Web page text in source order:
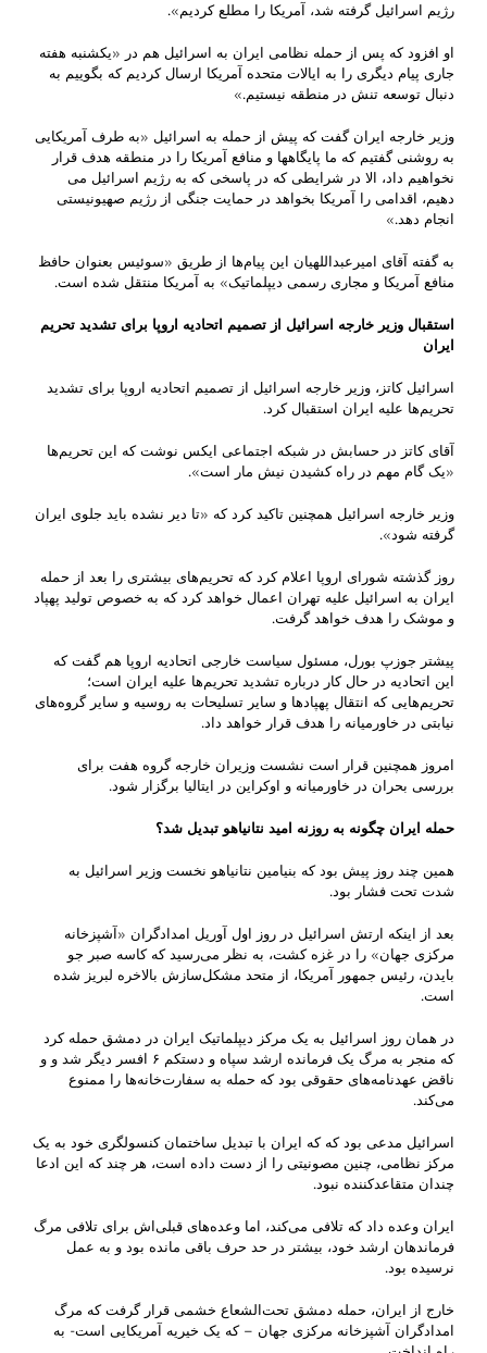
رژیم اسرائیل گرفته شد، آمریکا را مطلع کردیم».
او افزود که پس از حمله نظامی ایران به اسرائیل هم در «یکشنبه هفته
جاری پیام دیگری را به ایالات متحده آمریکا ارسال کردیم که بگوییم به
دنبال توسعه تنش در منطقه نیستیم.»
وزیر خارجه ایران گفت که پیش از حمله به اسرائیل «به طرف آمریکایی
به روشنی گفتیم که ما پایگاهها و منافع آمریکا را در منطقه هدف قرار
نخواهیم داد، الا در شرایطی که در پاسخی که به رژیم اسرائیل می
دهیم، اقدامی را آمریکا بخواهد در حمایت جنگی از رژیم صهیونیستی
انجام دهد.»
به گفته آقای امیرعبداللهیان این پیام‌ها از طریق «سوئیس بعنوان حافظ
منافع آمریکا و مجاری رسمی دیپلماتیک» به آمریکا منتقل شده است.
استقبال وزیر خارجه اسرائیل از تصمیم اتحادیه اروپا برای تشدید تحریم
ایران
اسرائیل کاتز، وزیر خارجه اسرائیل از تصمیم اتحادیه اروپا برای تشدید
تحریم‌ها علیه ایران استقبال کرد.
آقای کاتز در حسابش در شبکه اجتماعی ایکس نوشت که این تحریم‌ها
«یک گام مهم در راه کشیدن نیش مار است».
وزیر خارجه اسرائیل همچنین تاکید کرد که «تا دیر نشده باید جلوی ایران
گرفته شود».
روز گذشته شورای اروپا اعلام کرد که تحریم‌های بیشتری را بعد از حمله
ایران به اسرائیل علیه تهران اعمال خواهد کرد که به خصوص تولید پهپاد
و موشک را هدف خواهد گرفت.
پیشتر جوزپ بورل، مسئول سیاست خارجی اتحادیه اروپا هم گفت که
این اتحادیه در حال کار درباره تشدید تحریم‌ها علیه ایران است؛
تحریم‌هایی که انتقال پهپادها و سایر تسلیحات به روسیه و سایر گروه‌های
نیابتی در خاورمیانه را هدف قرار خواهد داد.
امروز همچنین قرار است نشست وزیران خارجه گروه هفت برای
بررسی بحران در خاورمیانه و اوکراین در ایتالیا برگزار شود.
حمله ایران چگونه به روزنه امید نتانیاهو تبدیل شد؟
همین چند روز پیش بود که بنیامین نتانیاهو نخست وزیر اسرائیل به
شدت تحت فشار بود.
بعد از اینکه ارتش اسرائیل در روز اول آوریل امدادگران «آشپزخانه
مرکزی جهان» را در غزه کشت، به نظر می‌رسید که کاسه صبر جو
بایدن، رئیس جمهور آمریکا، از متحد مشکل‌سازش بالاخره لبریز شده
است.
در همان روز اسرائیل به یک مرکز دیپلماتیک ایران در دمشق حمله کرد
که منجر به مرگ یک فرمانده ارشد سپاه و دستکم ۶ افسر دیگر شد و و
ناقض عهدنامه‌های حقوقی بود که حمله به سفارت‌خانه‌ها را ممنوع
می‌کند.
اسرائیل مدعی بود که که ایران با تبدیل ساختمان کنسولگری‌ خود به یک
مرکز نظامی، چنین مصونیتی را از دست داده است، هر چند که این ادعا
چندان متقاعدکننده نبود.
ایران وعده داد که تلافی می‌کند، اما وعده‌های قبلی‌اش برای تلافی مرگ
فرماندهان ارشد خود، بیشتر در حد حرف باقی مانده بود و به عمل
نرسیده بود.
خارج از ایران،‌ حمله دمشق تحت‌الشعاع خشمی قرار گرفت که مرگ
امدادگران آشپزخانه مرکزی جهان – که یک خیریه آمریکایی است- به